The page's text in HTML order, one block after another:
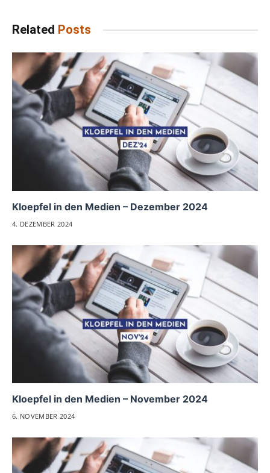
Related Posts
Kloepfel in den Medien – Dezember 2024
4. DEZEMBER 2024
Kloepfel in den Medien – November 2024
6. NOVEMBER 2024